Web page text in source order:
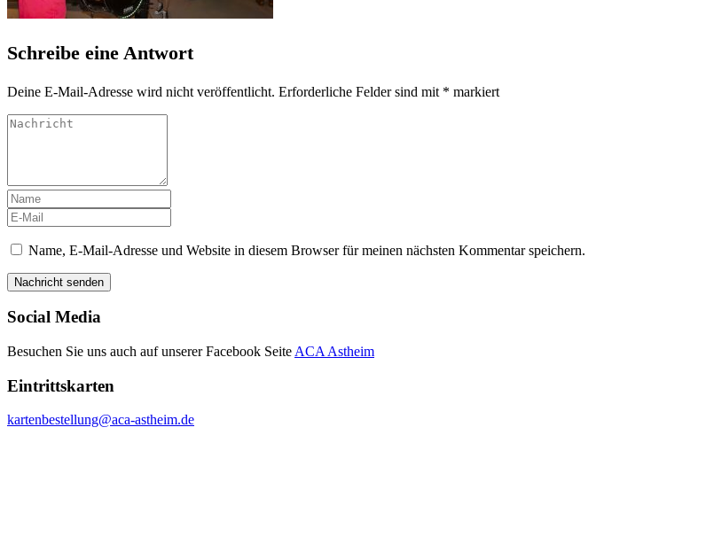
Schreibe eine Antwort
Deine E-Mail-Adresse wird nicht veröffentlicht. Erforderliche Felder sind mit * markiert
Name, E-Mail-Adresse und Website in diesem Browser für meinen nächsten Kommentar speichern.
Social Media
Besuchen Sie uns auch auf unserer Facebook Seite ACA Astheim
Eintrittskarten
kartenbestellung@aca-astheim.de